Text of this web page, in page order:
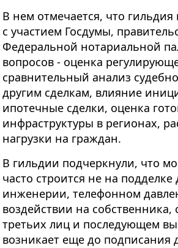
В нем отмечается, что гильдия
с участием Госдумы,
Федеральной нотариальной
вопросов - оценка
сравнительный анализ
другим сделкам, влияние
ипотечные сделки, оценка
инфраструктуры в регионах,
нагрузки на граждан.
В гильдии подчеркнули, что
часто строится не на
инженерии, телефонном
воздействии на
третьих лиц и последующем
возникает еще до подписания